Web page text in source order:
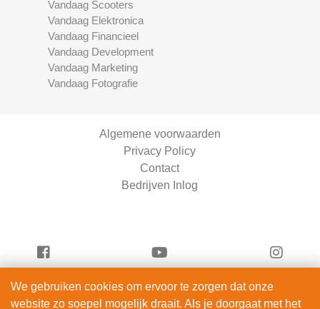
Vandaag Scooters
Vandaag Elektronica
Vandaag Financieel
Vandaag Development
Vandaag Marketing
Vandaag Fotografie
Algemene voorwaarden
Privacy Policy
Contact
Bedrijven Inlog
Vandaag Scooters is onderdeel van
We gebruiken cookies om ervoor te zorgen dat onze
website zo soepel mogelijk draait. Als je doorgaat met het